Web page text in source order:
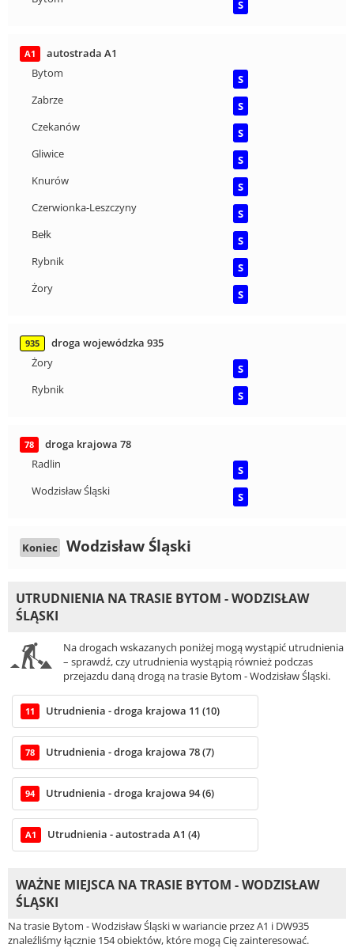
S
A1
autostrada A1
Bytom
S
Zabrze
S
Czekanów
S
Gliwice
S
Knurów
S
Czerwionka-Leszczyny
S
Bełk
S
Rybnik
S
Żory
S
935
droga wojewódzka 935
Żory
S
Rybnik
S
78
droga krajowa 78
Radlin
S
Wodzisław Śląski
S
Koniec Wodzisław Śląski
UTRUDNIENIA NA TRASIE BYTOM - WODZISŁAW
ŚLĄSKI
Na drogach wskazanych poniżej mogą wystąpić utrudnienia
– sprawdź, czy utrudnienia wystąpią również podczas
przejazdu daną drogą na trasie Bytom - Wodzisław Śląski.
11 Utrudnienia - droga krajowa 11 (10)
78 Utrudnienia - droga krajowa 78 (7)
94 Utrudnienia - droga krajowa 94 (6)
A1 Utrudnienia - autostrada A1 (4)
WAŻNE MIEJSCA NA TRASIE BYTOM - WODZISŁAW
ŚLĄSKI
Na trasie Bytom - Wodzisław Śląski w wariancie przez A1 i DW935
znaleźliśmy łącznie 154 obiektów, które mogą Cię zainteresować.